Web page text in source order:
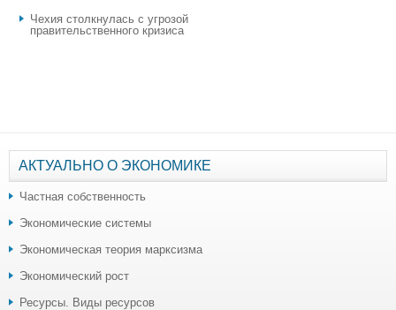
Чехия столкнулась с угрозой
правительственного кризиса
АКТУАЛЬНО О ЭКОНОМИКЕ
Частная собственность
Экономические системы
Экономическая теория марксизма
Экономический рост
Ресурсы. Виды ресурсов